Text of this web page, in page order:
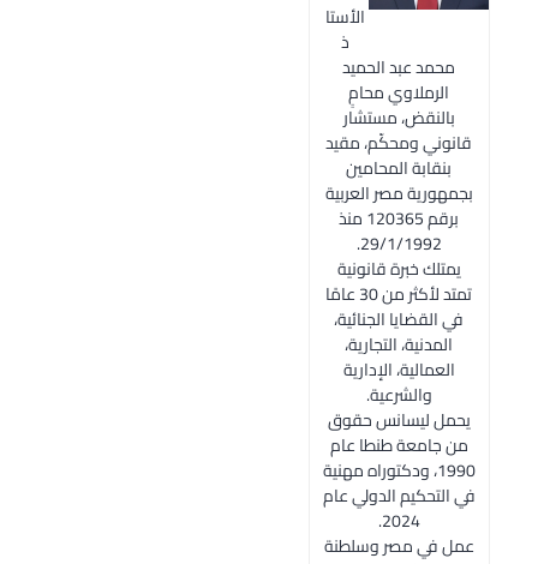
الأستا
ذ
محمد عبد الحميد
الرملاوي محامٍ
بالنقض، مستشار
قانوني ومحكّم، مقيد
بنقابة المحامين
بجمهورية مصر العربية
برقم 120365 منذ
29/1/1992.
يمتلك خبرة قانونية
تمتد لأكثر من 30 عامًا
في القضايا الجنائية،
المدنية، التجارية،
العمالية، الإدارية
والشرعية.
يحمل ليسانس حقوق
من جامعة طنطا عام
1990، ودكتوراه مهنية
في التحكيم الدولي عام
2024.
عمل في مصر وسلطنة